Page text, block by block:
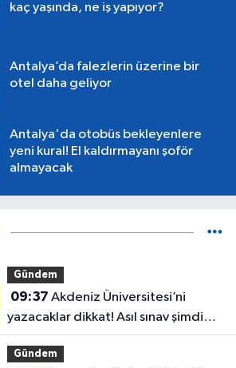
kaç yaşında, ne iş yapıyor?
Antalya’da falezlerin üzerine bir
otel daha geliyor
Antalya'da otobüs bekleyenlere
yeni kural! El kaldırmayanı şoför
almayacak
Gündem
09:37
yazacaklar dikkat! Asıl sınav şimdi
başlıyor
Gündem